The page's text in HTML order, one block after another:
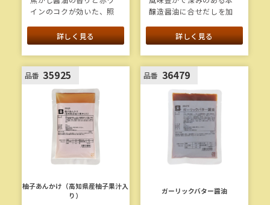
インのコクが効いた、照
す。そのままソースとし
て、また焼きつけ用の調
味料として、様々なメニ
ューにお使いいただけま
す。
詳しく見る
醸造醤油に合せだしを加
うすくちあんです。ほど
よいとろみがあり、かけ
るだけで照りツヤよく仕
上がります。
詳しく見る
品番 35925
柚子あんかけ（高知県産柚子果汁入
り）
品番 36479
ガーリックバター醤油